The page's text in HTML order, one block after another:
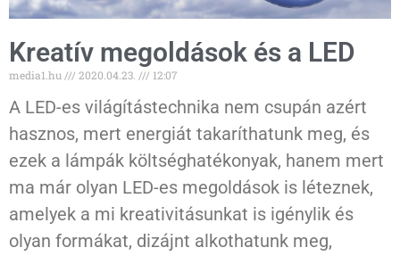
Kreatív megoldások és a LED
media1.hu 2020.04.23. 12:07
A LED-es világítástechnika nem csupán azért
hasznos, mert energiát takaríthatunk meg, és
ezek a lámpák költséghatékonyak, hanem mert
ma már olyan LED-es megoldások is léteznek,
amelyek a mi kreativitásunkat is igénylik és
olyan formákat, dizájnt alkothatunk meg,